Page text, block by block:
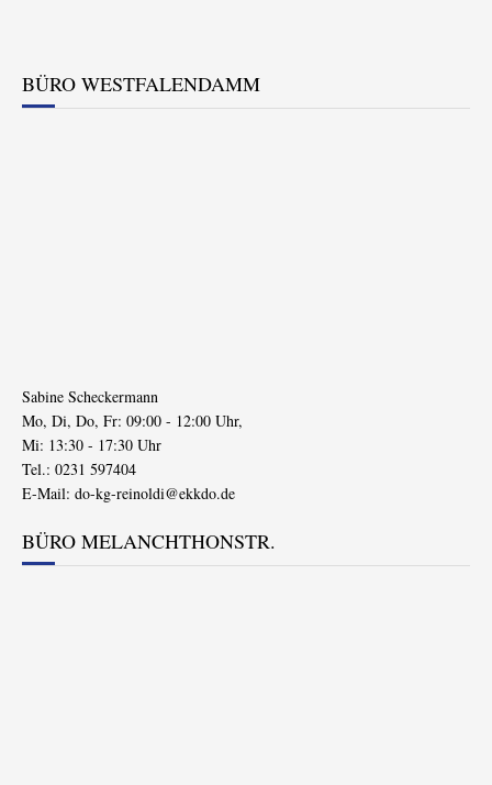
BÜRO WESTFALENDAMM
Sabine Scheckermann
Mo, Di, Do, Fr: 09:00 - 12:00 Uhr,
Mi: 13:30 - 17:30 Uhr
Tel.: 0231 597404
E-Mail: do-kg-reinoldi@ekkdo.de
BÜRO MELANCHTHONSTR.